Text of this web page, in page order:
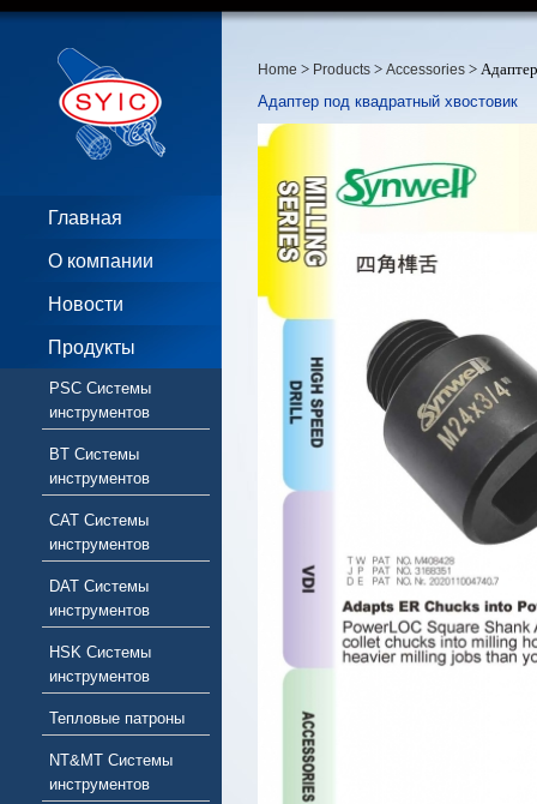
Главная
О компании
Новости
Продукты
PSC Системы
инструментов
BT Системы
инструментов
CAT Системы
инструментов
DAT Системы
инструментов
HSK Системы
инструментов
Тепловые патроны
NT&MT Системы
инструментов
Home > Products > Accessories >
Адаптер под квадратный хвостовик